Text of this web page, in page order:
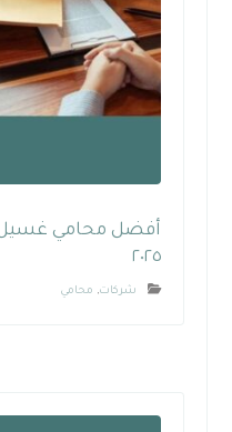
أفضل محامي غسيل
٢٠٢٥
شركات, محامي